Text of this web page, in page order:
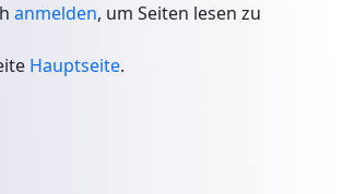
anmelden, um Seiten lesen zu
Hauptseite.